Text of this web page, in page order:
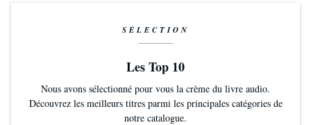
SÉLECTION
Les Top 10
Nous avons sélectionné pour vous la crème du livre audio.
Découvrez les meilleurs titres parmi les principales catégories de
notre catalogue.